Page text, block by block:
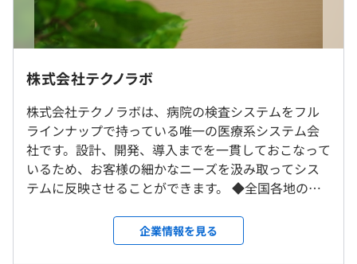
オブジェクト指向
◆出張について
全国展開しておりますので、遠隔地プロジェクトの場合は
出張となる場合があります。（出張手当制度あり）
※転勤はありません。
就業場所の変更範囲
＜雇入時＞
東京本社
＜変更範囲＞
円）
■専門3年課程卒
∟月給269,100円（基本給205,000円 ＋ 開発手当64,100
■専門2年課程卒
∟月給258,600円（基本給197,000円 ＋ 開発手当61,600
円）
【モデル年収例】
例1）660万円 入社11年目 メンバー／35歳／月給46万円
例2）707万円 入社16年目 メンバー／40歳／月給49万円
例3）790万円 入社23年目 メンバー／44歳／月給55万円
2年度前 男性1人 女性0人
3年度前 男性1人 女性0人
平均勤続年数
9.0年
研修の有無及び内容
外部にてビジネススキル研修、社内にて医療業界及び検査
に関する座学研修、OJT
株式会社テクノラボ
株式会社テクノラボは、病院の検査システムをフル
ラインナップで持っている唯一の医療系システム会
社です。設計、開発、導入までを一貫しておこなって
いるため、お客様の細かなニーズを汲み取ってシス
テムに反映させることができます。 ◆全国各地の医
す！ お客様と弊社技術者との間で綿密な打合せをお
こない、病院ごとにマッチしたオンリーワンシステ
企業情報を見る